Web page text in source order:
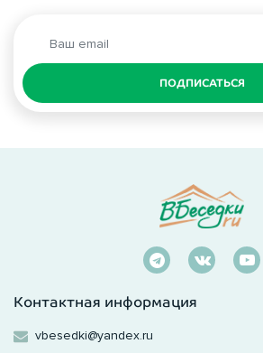
ПОДПИСАТЬСЯ
Контактная информация
vbesedki@yandex.ru